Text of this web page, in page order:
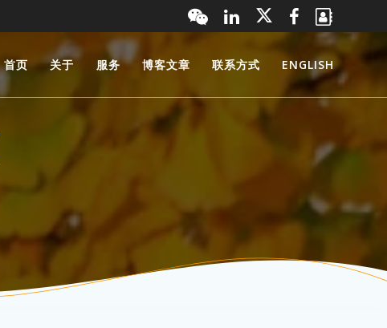
首页 关于 服务 博客文章 联系方式 ENGLISH